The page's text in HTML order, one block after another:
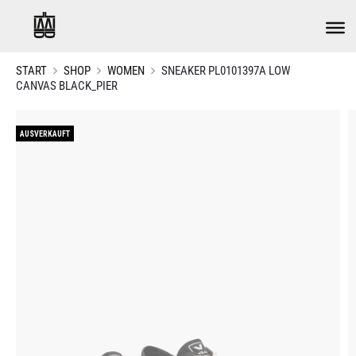
START SHOP WOMEN
SNEAKER PL0101397A LOW
CANVAS BLACK_PIER
AUSVERKAUFT